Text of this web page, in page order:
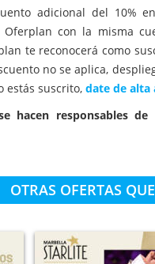
adicional del 10%
con la misma
te reconocerá como
no se aplica,
estás suscrito, date de alta
hacen responsables
OTRAS OFERTAS